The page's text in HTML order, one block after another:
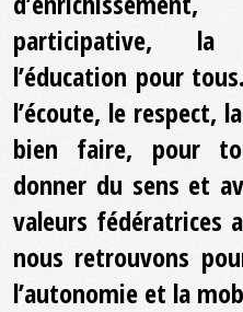
participative, la
l’éducation pour
l’écoute, le respect,
bien faire, pour
donner du sens et
valeurs fédératrices
nous retrouvons
l’autonomie et la